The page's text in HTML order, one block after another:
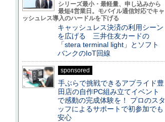
シリーズ最小・最軽量、申し込みから
最短4営業日。モバイル通信対応でキャ
ッシュレス導入のハードルを下げる
キャッシュレス決済の利用シーン
を広げる 三井住友カードの
「stera terminal light」とソフト
バンクのIoT回線
sponsored
手ぶらで挑戦できるアプライド豊
田店の自作PC組み立てイベント
で感動の完成体験を！ プロのスタ
ッフによるサポートで初参加でも
安心